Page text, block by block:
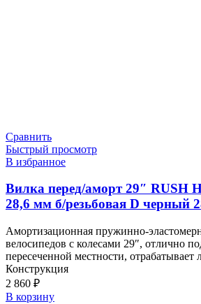
Сравнить
Быстрый просмотр
В избранное
Вилка перед/аморт 29″ RUSH
28,6 мм б/резьбовая D черный
Амортизационная пружинно-
велосипедов с колесами 29″, отлично
пересеченной местности,
Конструкция
2 860 ₽
В корзину